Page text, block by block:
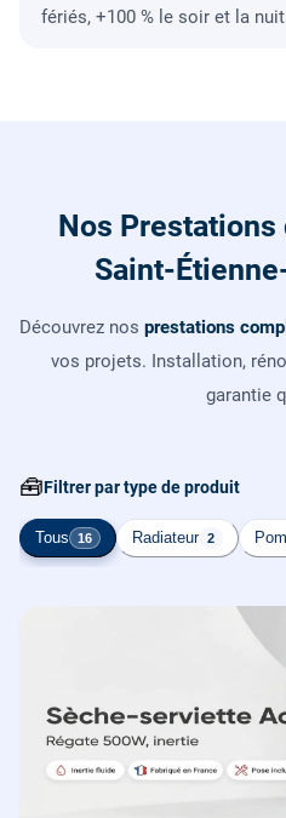
fériés, +100 % le soir et la
Nos Prestations
Saint-
Découvrez nos prestations
vos projets. Installation,
garantie
🧰Filtrer par type de produit
Tous 16 Radiateur 2